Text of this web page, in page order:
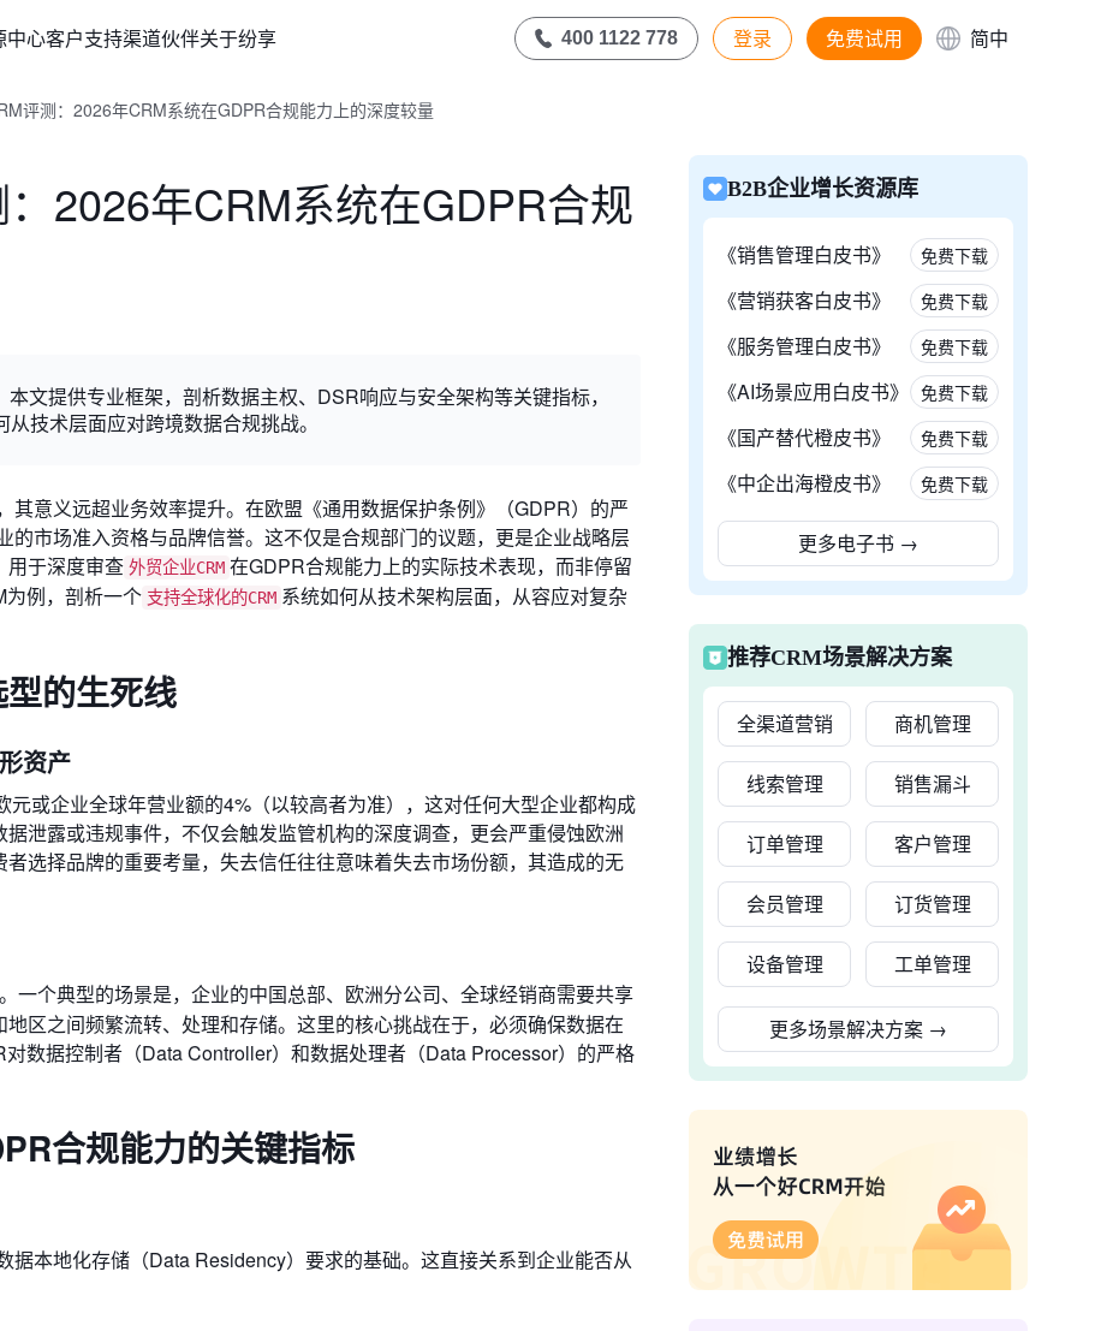
中心客户支持渠道伙伴关于纷享 400 1122 778 登录 免费试用 简中
评测：2026年CRM系统在GDPR合规能力上的深度较量
2026年CRM系统在GDPR合规
文提供专业框架，剖析数据主权、DSR响应与安全架构等关键指标，
技术层面应对跨境数据合规挑战。
意义远超业务效率提升。在欧盟《通用数据保护条例》（GDPR）的严
市场准入资格与品牌信誉。这不仅是合规部门的议题，更是企业战略层
用于深度审查 外贸企业CRM 在GDPR合规能力上的实际技术表现，而非停留
例，剖析一个 支持全球化的CRM 系统如何从技术架构层面，从容应对复杂
的生死线
资产
或企业全球年营业额的4%（以较高者为准），这对任何大型企业都构成
泄露或违规事件，不仅会触发监管机构的深度调查，更会严重侵蚀欧洲
选择品牌的重要考量，失去信任往往意味着失去市场份额，其造成的无
一个典型的场景是，企业的中国总部、欧洲分公司、全球经销商需要共享
区之间频繁流转、处理和存储。这里的核心挑战在于，必须确保数据在
数据控制者（Data Controller）和数据处理者（Data Processor）的严格
合规能力的关键指标
本地化存储（Data Residency）要求的基础。这直接关系到企业能否从
B2B企业增长资源库
《销售管理白皮书》 免费下载
《营销获客白皮书》 免费下载
《服务管理白皮书》 免费下载
《AI场景应用白皮书》 免费下载
《国产替代橙皮书》 免费下载
《中企出海橙皮书》 免费下载
更多电子书 →
推荐CRM场景解决方案
全渠道营销 商机管理
线索管理 销售漏斗
订单管理 客户管理
会员管理 订货管理
设备管理 工单管理
更多场景解决方案 →